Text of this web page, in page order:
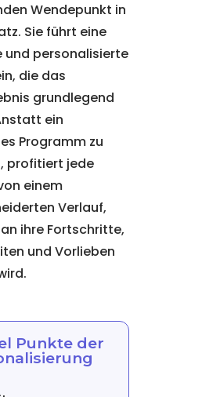
Wendepunkt in
Sie führt eine
und personalisierte
die das
grundlegend
ein
Programm zu
profitiert jede
einem
Verlauf,
ihre Fortschritte,
und Vorlieben
Punkte der